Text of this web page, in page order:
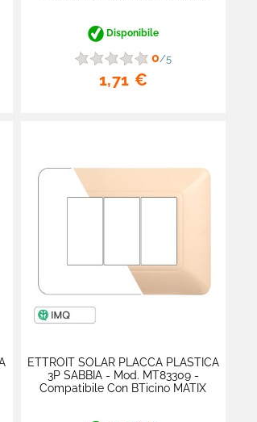
Disponibile
0/5
1,71 €
ETTROIT SOLAR PLACCA PLASTICA
3P SABBIA - Mod. MT83309 -
Compatibile Con BTicino MATIX